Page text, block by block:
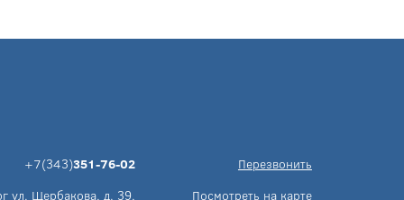
+7(343)351-76-02
Перезвонить
ул. Щербакова, д. 39,
Посмотреть на карте